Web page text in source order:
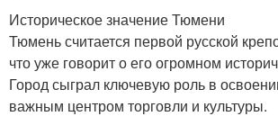
Историческое значение Тюмени
Тюмень считается первой русской
что уже говорит о его огромном
Город сыграл ключевую роль в
важным центром торговли и культуры.